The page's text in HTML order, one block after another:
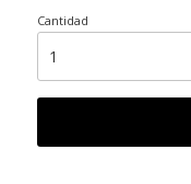
Cantidad